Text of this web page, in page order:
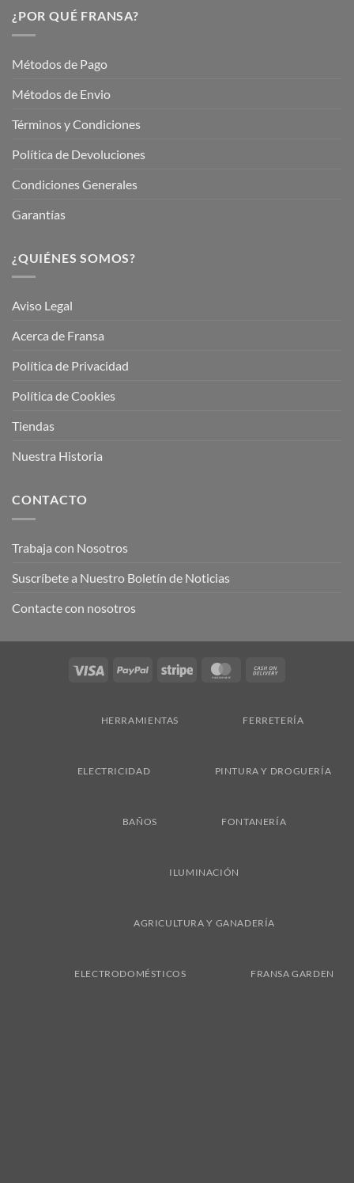
¿POR QUÉ FRANSA?
Métodos de Pago
Métodos de Envio
Términos y Condiciones
Política de Devoluciones
Condiciones Generales
Garantías
¿QUIÉNES SOMOS?
Aviso Legal
Acerca de Fransa
Política de Privacidad
Política de Cookies
Tiendas
Nuestra Historia
CONTACTO
Trabaja con Nosotros
Suscríbete a Nuestro Boletín de Noticias
Contacte con nosotros
Visa PayPal Stripe MasterCard
HERRAMIENTAS FERRETERÍA
ELECTRICIDAD PINTURA Y DROGUERÍA
BAÑOS FONTANERÍA
ILUMINACIÓN
AGRICULTURA Y GANADERÍA
ELECTRODOMÉSTICOS FRANSA GARDEN